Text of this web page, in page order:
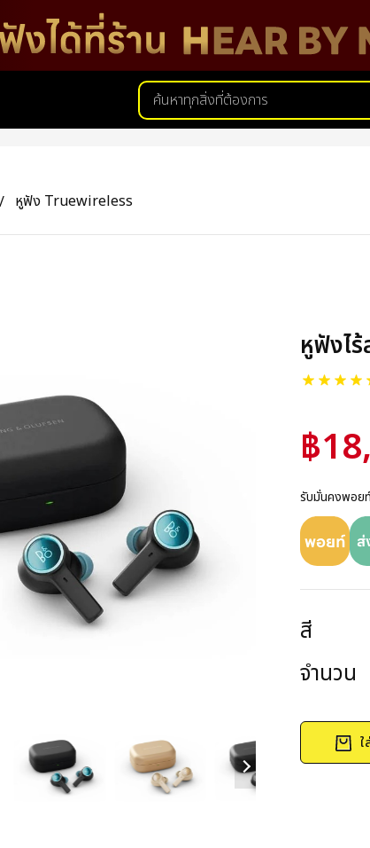
หูฟัง Truewireless
หูฟังไ
฿
รับมั่นคงพอย
สี
จำนวน
ใ